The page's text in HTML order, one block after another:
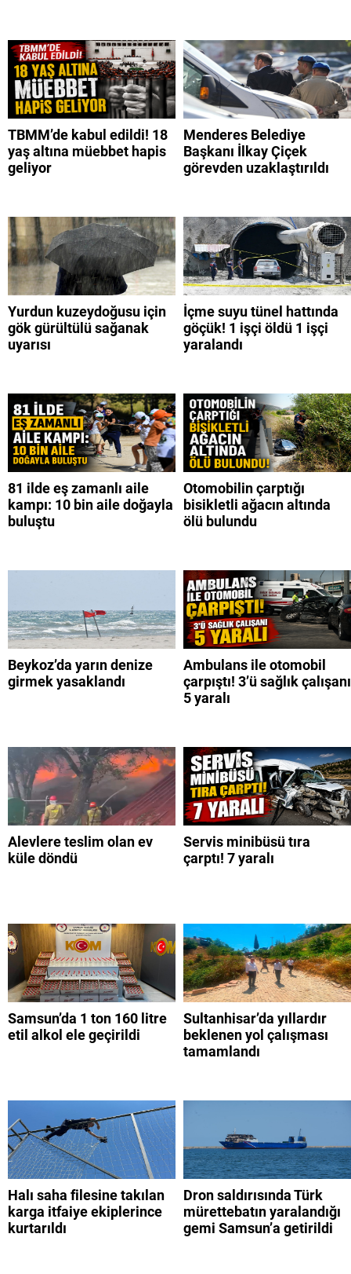
TBMM’de kabul edildi! 18
yaş altına müebbet hapis
geliyor
Menderes Belediye
Başkanı İlkay Çiçek
görevden uzaklaştırıldı
Yurdun kuzeydoğusu için
gök gürültülü sağanak
uyarısı
İçme suyu tünel hattında
göçük! 1 işçi öldü 1 işçi
yaralandı
81 ilde eş zamanlı aile
kampı: 10 bin aile doğayla
buluştu
Otomobilin çarptığı
bisikletli ağacın altında
ölü bulundu
Beykoz’da yarın denize
girmek yasaklandı
Ambulans ile otomobil
çarpıştı! 3’ü sağlık çalışanı
5 yaralı
Alevlere teslim olan ev
küle döndü
Servis minibüsü tıra
çarptı! 7 yaralı
Samsun’da 1 ton 160 litre
etil alkol ele geçirildi
Sultanhisar’da yıllardır
beklenen yol çalışması
tamamlandı
Halı saha filesine takılan
karga itfaiye ekiplerince
kurtarıldı
Dron saldırısında Türk
mürettebatın yaralandığı
gemi Samsun’a getirildi